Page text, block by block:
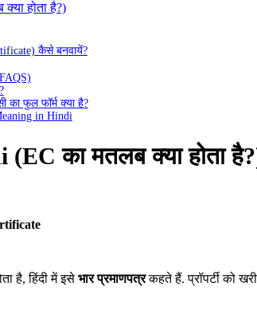
होता है?)
कैसे बनवायें?
का फुल फॉर्म क्या है?
in Hindi
का मतलब क्या होता
है, हिंदी में इसे भार प्रमाणपत्रकहते हैं. प्रॉपर्टी को